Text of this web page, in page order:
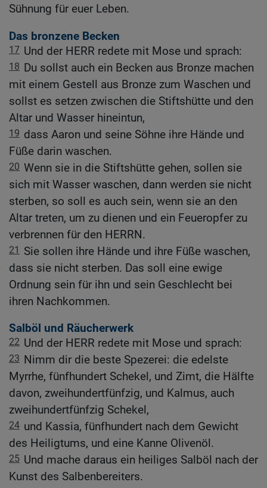
Sühnung für euer Leben.
Das bronzene Becken
17 Und der HERR redete mit Mose und sprach:
18 Du sollst auch ein Becken aus Bronze machen
mit einem Gestell aus Bronze zum Waschen und
sollst es setzen zwischen die Stiftshütte und den
Altar und Wasser hineintun,
19 dass Aaron und seine Söhne ihre Hände und
Füße darin waschen.
20 Wenn sie in die Stiftshütte gehen, sollen sie
sich mit Wasser waschen, dann werden sie nicht
sterben, so soll es auch sein, wenn sie an den
Altar treten, um zu dienen und ein Feueropfer zu
verbrennen für den HERRN.
21 Sie sollen ihre Hände und ihre Füße waschen,
dass sie nicht sterben. Das soll eine ewige
Ordnung sein für ihn und sein Geschlecht bei
ihren Nachkommen.
Salböl und Räucherwerk
22 Und der HERR redete mit Mose und sprach:
23 Nimm dir die beste Spezerei: die edelste
Myrrhe, fünfhundert Schekel, und Zimt, die Hälfte
davon, zweihundertfünfzig, und Kalmus, auch
zweihundertfünfzig Schekel,
24 und Kassia, fünfhundert nach dem Gewicht
des Heiligtums, und eine Kanne Olivenöl.
25 Und mache daraus ein heiliges Salböl nach der
Kunst des Salbenbereiters.